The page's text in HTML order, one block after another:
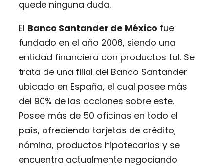
quede ninguna duda.
El Banco Santander de México fue
fundado en el año 2006, siendo una
entidad financiera con productos tal. Se
trata de una filial del Banco Santander
ubicado en España, el cual posee más
del 90% de las acciones sobre este.
Posee más de 50 oficinas en todo el
país, ofreciendo tarjetas de crédito,
nómina, productos hipotecarios y se
encuentra actualmente negociando